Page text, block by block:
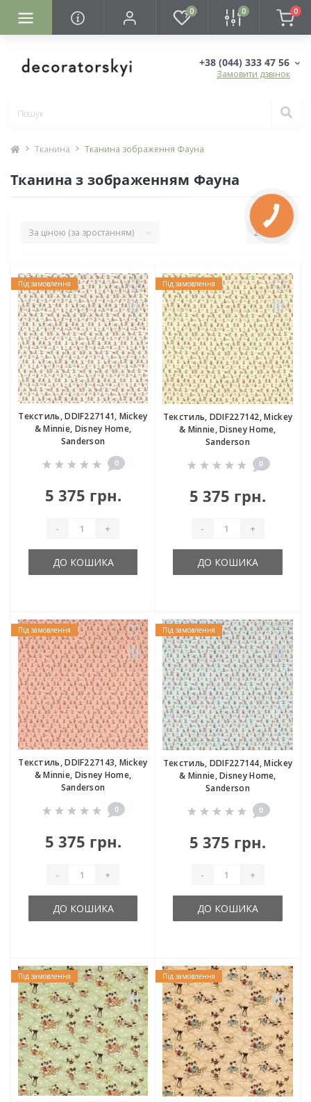
0 0 0
+38 (044) 333 47 56
Замовити дзвінок
Тканина Тканина зображення Фауна
Тканина з зображенням Фауна
Під замовлення
Текстиль, DDIF227141, Mickey
& Minnie, Disney Home,
Sanderson
0
5 375 грн.
- +
ДО КОШИКА
Під замовлення
Текстиль, DDIF227142, Mickey
& Minnie, Disney Home,
Sanderson
0
5 375 грн.
- +
ДО КОШИКА
Під замовлення
Текстиль, DDIF227143, Mickey
& Minnie, Disney Home,
Sanderson
0
5 375 грн.
- +
ДО КОШИКА
Під замовлення
Текстиль, DDIF227144, Mickey
& Minnie, Disney Home,
Sanderson
0
5 375 грн.
- +
ДО КОШИКА
Під замовлення Під замовлення